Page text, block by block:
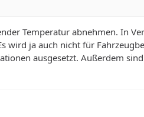
Temperatur abnehmen. In
wird ja auch nicht für
ausgesetzt. Außerdem